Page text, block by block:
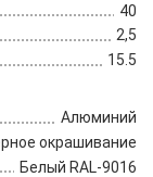
40
2,5
15.5
Алюминий
окрашивание
Белый RAL-9016